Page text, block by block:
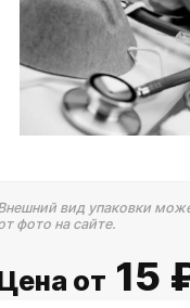
вид упаковки
фото на сайте.
от 15